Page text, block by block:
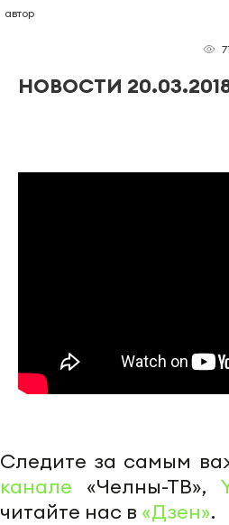
автор
НОВОСТИ
Следите за самым
канале «Челны-ТВ»,
читайте нас в «Дзен».